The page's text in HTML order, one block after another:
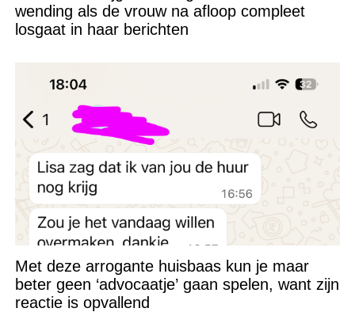
wending als de vrouw na afloop compleet
losgaat in haar berichten
Met deze arrogante huisbaas kun je maar
beter geen ‘advocaatje’ gaan spelen, want zijn
reactie is opvallend